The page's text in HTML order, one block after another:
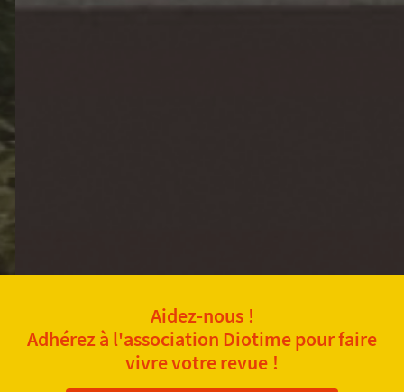
Aidez-nous !
Adhérez à l'association Diotime pour faire
vivre votre revue !